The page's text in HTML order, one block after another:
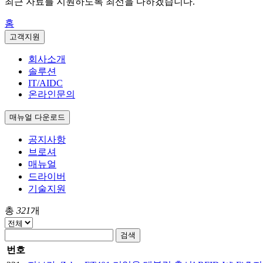
홈
고객지원
회사소개
솔루션
IT/AIDC
온라인문의
매뉴얼 다운로드
공지사항
브로셔
매뉴얼
드라이버
기술지원
총 321개
검색
번호